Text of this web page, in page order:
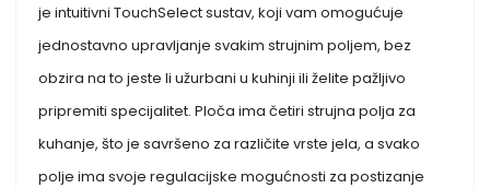
je intuitivni TouchSelect sustav, koji vam omogućuje
jednostavno upravljanje svakim strujnim poljem, bez
obzira na to jeste li užurbani u kuhinji ili želite pažljivo
pripremiti specijalitet. Ploča ima četiri strujna polja za
kuhanje, što je savršeno za različite vrste jela, a svako
polje ima svoje regulacijske mogućnosti za postizanje